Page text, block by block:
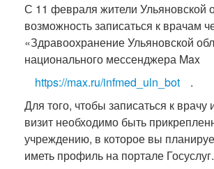
С 11 февраля жители Ульяновской
возможность записаться к врачам
«Здравоохранение Ульяновской
национального мессенджера Max
https://max.ru/infmed_uln_bot
.
Для того, чтобы записаться к врачу
визит необходимо быть
учреждению, в которое вы
иметь профиль на портале Госуслуг.